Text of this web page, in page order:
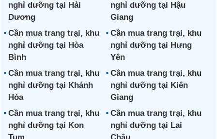
nghỉ dưỡng tại Hải
Dương
nghỉ dưỡng tại Hậu
Giang
Cần mua trang trại, khu
nghỉ dưỡng tại Hòa
Bình
Cần mua trang trại, khu
nghỉ dưỡng tại Hưng
Yên
Cần mua trang trại, khu
nghỉ dưỡng tại Khánh
Hòa
Cần mua trang trại, khu
nghỉ dưỡng tại Kiên
Giang
Cần mua trang trại, khu
nghỉ dưỡng tại Kon
Cần mua trang trại, khu
nghỉ dưỡng tại Lai